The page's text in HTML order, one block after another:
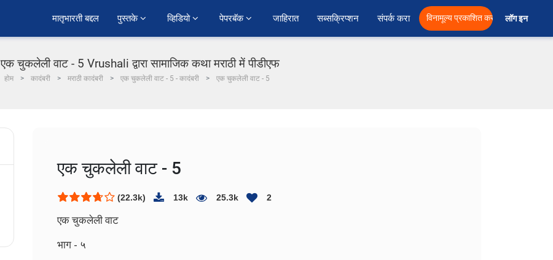
﻿मातृभारती बद्दल पुस्तके व्हिडियो पेपरबॅक जाहिरात सब्सक्रिप्शन संपर्क करा विनामूल्य प्रकाशित करा लॉग इन
एक चुकलेली वाट - 5 Vrushali द्वारा सामाजिक कथा मराठी में पीडीएफ
होम कादंबरी मराठी कादंबरी एक चुकलेली वाट - 5 - कादंबरी एक चुकलेली वाट - 5
एक चुकलेली वाट - 5
(22.3k) 13k 25.3k 2
एक चुकलेली वाट
भाग - ५